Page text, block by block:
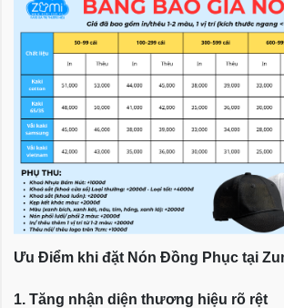
Ưu Điểm khi đặt Nón Đồng Phục tại
1. Tăng nhận diện thương hiệu rõ rệt